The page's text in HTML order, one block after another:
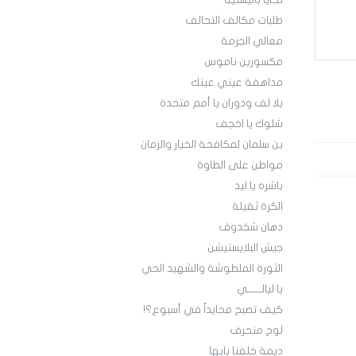
طلبات مكالف التحالف
معالي الجزمة
مكسورين ناموس
مداهفة عيني عينك
بلا لف ودوران يا أمم متحدة
شلوك يا اخجف
بن سلمان لمكافحة الخيار والرمان
مواطن على الطاوة
باشره يا ليد
الكرة ثقيلة
دهان شخدوف
جيش البلايستيشن
الثورة الملطوشة والشهيد الحي
يا ليالــــــي
كيف تصبح محايداً في أسبوع؟!
لوح منحرف
ديمة خلفنا بابها